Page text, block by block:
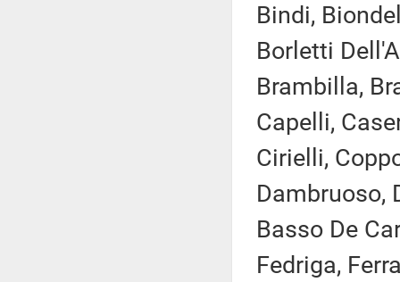
Bindi,
Borletti
Brambilla,
Capelli,
Cirielli,
Dambruoso,
Basso De
Fedriga,